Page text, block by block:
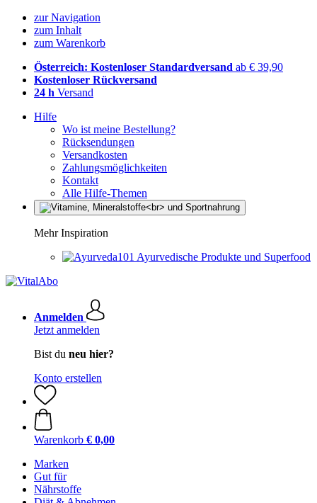
zur Navigation
zum Inhalt
zum Warenkorb
Österreich: Kostenloser Standardversand ab € 39,90
Kostenloser Rückversand
24 h Versand
Hilfe
Wo ist meine Bestellung?
Rücksendungen
Versandkosten
Zahlungsmöglichkeiten
Kontakt
Alle Hilfe-Themen
Mehr Inspiration
Ayurvedische Produkte und Superfood
Anmelden
Jetzt anmelden
Bist du neu hier?
Konto erstellen
Warenkorb € 0,00
Marken
Gut für
Nährstoffe